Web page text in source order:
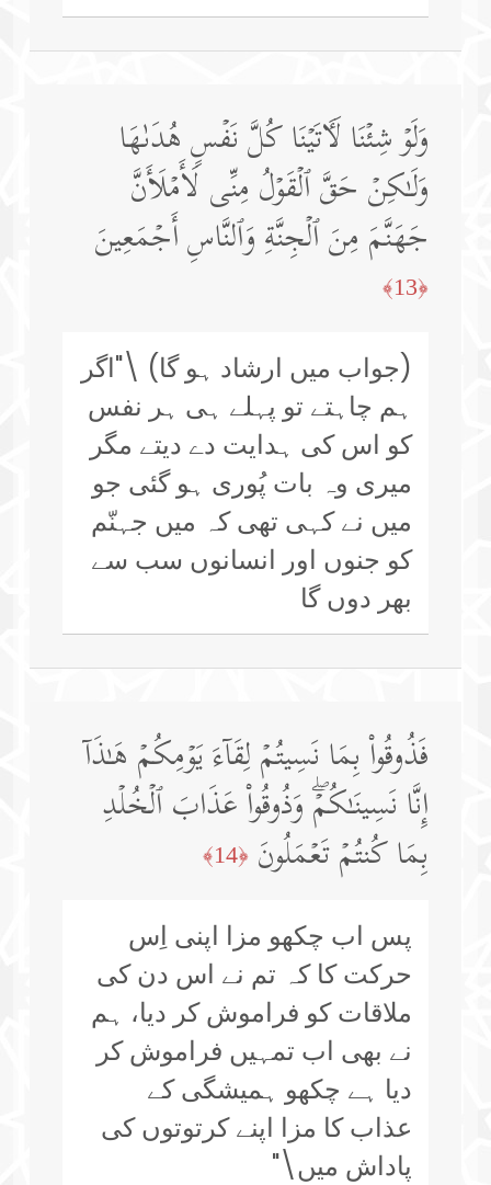
وَلَوۡ شِئۡنَا لَـَٔاتَیۡنَا كُلَّ نَفۡسٍ هُدَىٰهَا
وَلَـٰكِنۡ حَقَّ ٱلۡقَوۡلُ مِنِّی لَأَمۡلَأَنَّ
جَهَنَّمَ مِنَ ٱلۡجِنَّةِ وَٱلنَّاسِ أَجۡمَعِینَ
﴿13﴾
(جواب میں ارشاد ہو گا) \"اگر
ہم چاہتے تو پہلے ہی ہر نفس
کو اس کی ہدایت دے دیتے مگر
میری وہ بات پُوری ہو گئی جو
میں نے کہی تھی کہ میں جہنّم
کو جنوں اور انسانوں سب سے
بھر دوں گا
فَذُوقُوا۟ بِمَا نَسِیتُمۡ لِقَاۤءَ یَوۡمِكُمۡ هَـٰذَاۤ
إِنَّا نَسِینَـٰكُمۡۖ وَذُوقُوا۟ عَذَابَ ٱلۡخُلۡدِ
بِمَا كُنتُمۡ تَعۡمَلُونَ ﴿14﴾
پس اب چکھو مزا اپنی اِس
حرکت کا کہ تم نے اس دن کی
ملاقات کو فراموش کر دیا، ہم
نے بھی اب تمہیں فراموش کر
دیا ہے چکھو ہمیشگی کے
عذاب کا مزا اپنے کرتوتوں کی
پاداش میں\"